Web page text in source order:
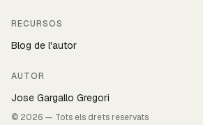
RECURSOS
Blog de l'autor
AUTOR
Jose Gargallo Gregori
© 2026 — Tots els drets reservats